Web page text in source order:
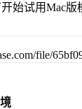
始试用Mac版